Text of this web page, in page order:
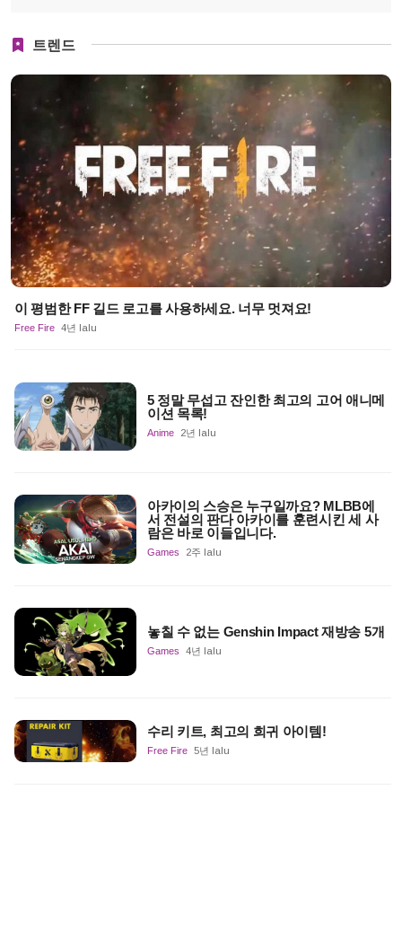
트렌드
이 평범한 FF 길드 로고를 사용하세요. 너무 멋져요!
Free Fire 4년 lalu
5 정말 무섭고 잔인한 최고의 고어 애니메
이션 목록!
Anime 2년 lalu
아카이의 스승은 누구일까요? MLBB에
서 전설의 판다 아카이를 훈련시킨 세 사
람은 바로 이들입니다.
Games 2주 lalu
놓칠 수 없는 Genshin Impact 재방송 5개
Games 4년 lalu
수리 키트, 최고의 희귀 아이템!
Free Fire 5년 lalu